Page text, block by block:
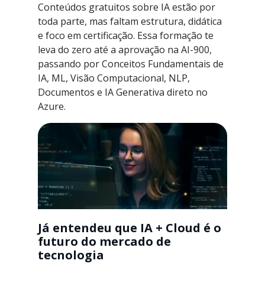
Conteúdos gratuitos sobre IA estão por
toda parte, mas faltam estrutura, didática
e foco em certificação. Essa formação te
leva do zero até a aprovação na AI-900,
passando por Conceitos Fundamentais de
IA, ML, Visão Computacional, NLP,
Documentos e IA Generativa direto no
Azure.
Já entendeu que IA + Cloud é o
futuro do mercado de
tecnologia